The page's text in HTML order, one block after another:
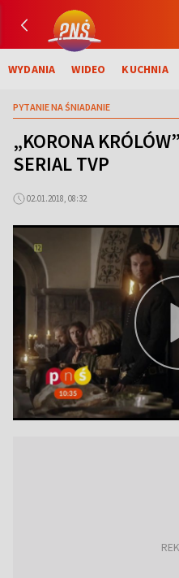
WYDANIA WIDEO KUCHNIA
PYTANIE NA ŚNIADANIE
„KORONA
SERIAL TVP
02.01.2018, 08:32